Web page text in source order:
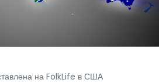
на FolkLife в США